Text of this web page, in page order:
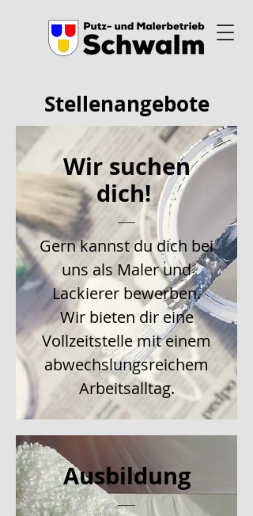
Stellenangebote
Wir suchen
dich!
Gern kannst du dich bei
uns als Maler und
Lackierer bewerben.
Wir bieten dir eine
Vollzeitstelle mit einem
abwechslungsreichem
Arbeitsalltag.
Ausbildung